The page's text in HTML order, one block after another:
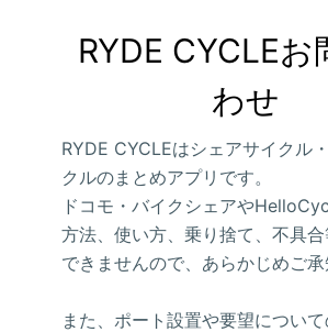
RYDE CYCLEお
わせ
RYDE CYCLEはシェアサイクル
クルのまとめアプリです。
ドコモ・バイクシェアや
方法、使い方、乗り捨て、不具合
できませんので、あらかじめご承
また、ポート設置や要望につい